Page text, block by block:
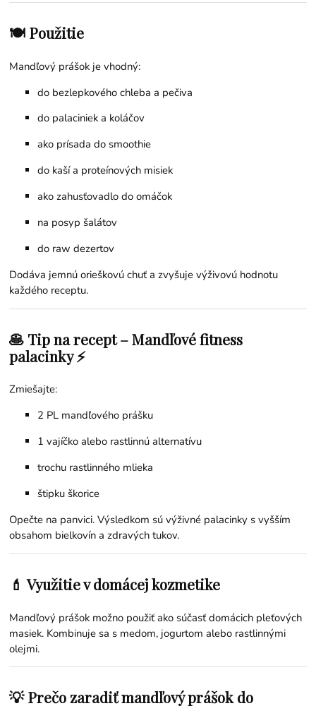
🍽 Použitie
Mandľový prášok je vhodný:
do bezlepkového chleba a pečiva
do palaciniek a koláčov
ako prísada do smoothie
do kaší a proteínových misiek
ako zahusťovadlo do omáčok
na posyp šalátov
do raw dezertov
Dodáva jemnú orieškovú chuť a zvyšuje výživovú hodnotu
každého receptu.
🥞 Tip na recept – Mandľové fitness
palacinky ⚡
Zmiešajte:
2 PL mandľového prášku
1 vajíčko alebo rastlinnú alternatívu
trochu rastlinného mlieka
štipku škorice
Opečte na panvici. Výsledkom sú výživné palacinky s vyšším
obsahom bielkovín a zdravých tukov.
💄 Využitie v domácej kozmetike
Mandľový prášok možno použiť ako súčasť domácich pleťových
masiek. Kombinuje sa s medom, jogurtom alebo rastlinnými
olejmi.
💡 Prečo zaradiť mandľový prášok do